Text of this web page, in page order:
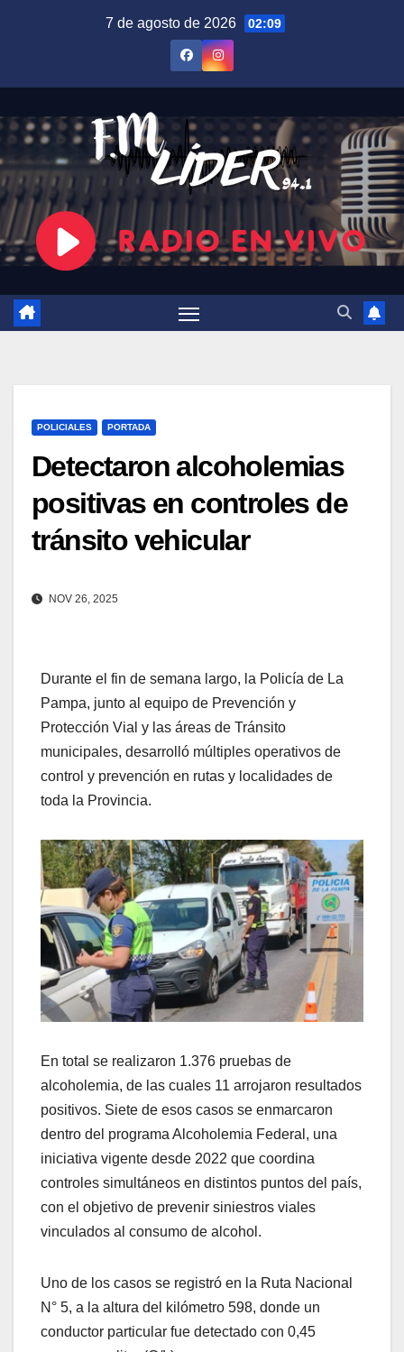
7 de agosto de 2026 02:09
POLICIALES PORTADA
Detectaron alcoholemias
positivas en controles de
tránsito vehicular
NOV 26, 2025
Durante el fin de semana largo, la Policía de La
Pampa, junto al equipo de Prevención y
Protección Vial y las áreas de Tránsito
municipales, desarrolló múltiples operativos de
control y prevención en rutas y localidades de
toda la Provincia.
En total se realizaron 1.376 pruebas de
alcoholemia, de las cuales 11 arrojaron resultados
positivos. Siete de esos casos se enmarcaron
dentro del programa Alcoholemia Federal, una
iniciativa vigente desde 2022 que coordina
controles simultáneos en distintos puntos del país,
con el objetivo de prevenir siniestros viales
vinculados al consumo de alcohol.
Uno de los casos se registró en la Ruta Nacional
N° 5, a la altura del kilómetro 598, donde un
conductor particular fue detectado con 0,45